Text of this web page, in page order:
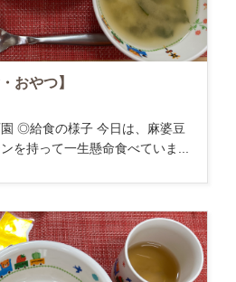
おやつ】
◎給食の様子 今日は、麻婆豆
を持って一生懸命食べていま...